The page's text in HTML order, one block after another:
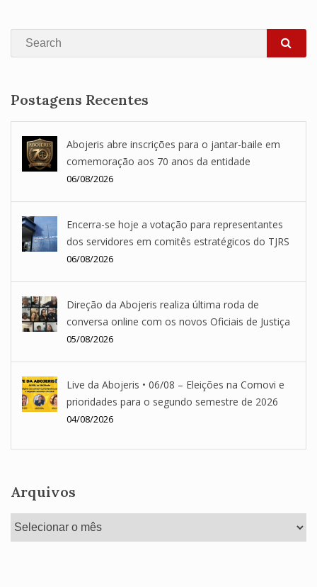
Search
Postagens Recentes
Abojeris abre inscrições para o jantar-baile em
comemoração aos 70 anos da entidade
06/08/2026
Encerra-se hoje a votação para representantes
dos servidores em comitês estratégicos do TJRS
06/08/2026
Direção da Abojeris realiza última roda de
conversa online com os novos Oficiais de Justiça
05/08/2026
Live da Abojeris • 06/08 – Eleições na Comovi e
prioridades para o segundo semestre de 2026
04/08/2026
Arquivos
Arquivos